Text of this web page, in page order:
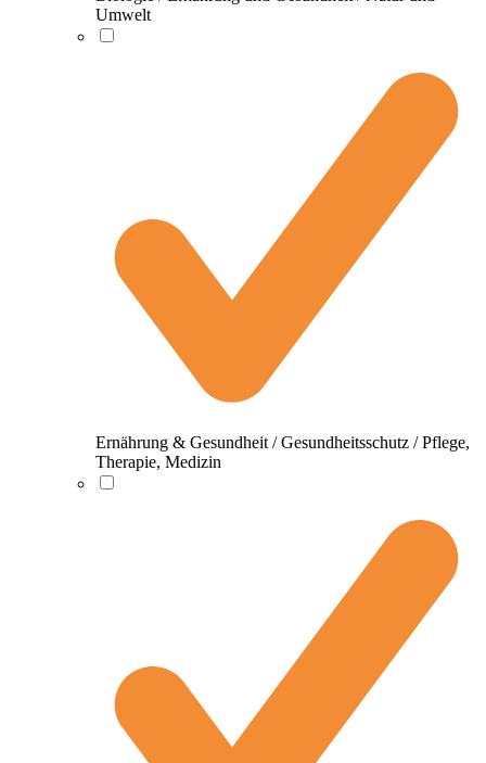
Umwelt
Ernährung & Gesundheit / Gesundheitsschutz / Pflege,
Therapie, Medizin